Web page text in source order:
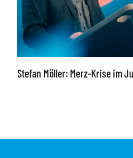
Stefan Möller: Merz-Krise im